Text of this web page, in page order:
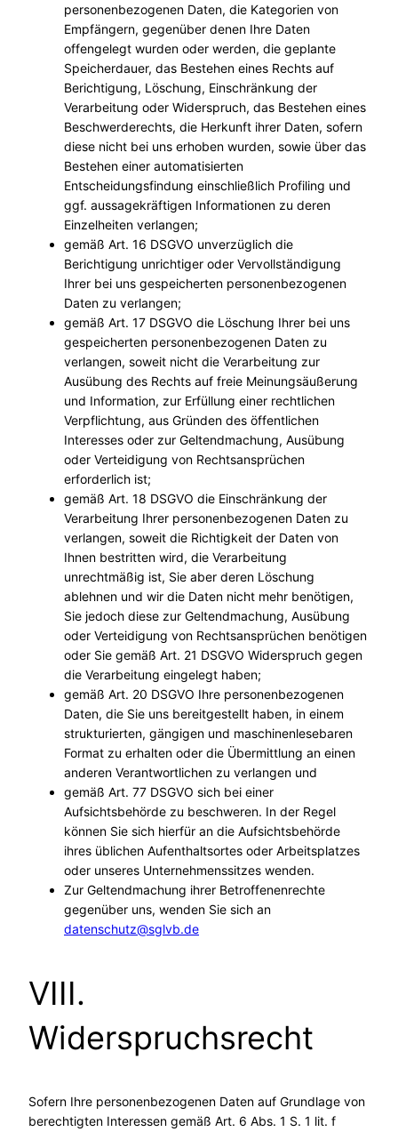
personenbezogenen Daten, die Kategorien von
Empfängern, gegenüber denen Ihre Daten
offengelegt wurden oder werden, die geplante
Speicherdauer, das Bestehen eines Rechts auf
Berichtigung, Löschung, Einschränkung der
Verarbeitung oder Widerspruch, das Bestehen eines
Beschwerderechts, die Herkunft ihrer Daten, sofern
diese nicht bei uns erhoben wurden, sowie über das
Bestehen einer automatisierten
Entscheidungsfindung einschließlich Profiling und
ggf. aussagekräftigen Informationen zu deren
Einzelheiten verlangen;
gemäß Art. 16 DSGVO unverzüglich die
Berichtigung unrichtiger oder Vervollständigung
Ihrer bei uns gespeicherten personenbezogenen
Daten zu verlangen;
gemäß Art. 17 DSGVO die Löschung Ihrer bei uns
gespeicherten personenbezogenen Daten zu
verlangen, soweit nicht die Verarbeitung zur
Ausübung des Rechts auf freie Meinungsäußerung
und Information, zur Erfüllung einer rechtlichen
Verpflichtung, aus Gründen des öffentlichen
Interesses oder zur Geltendmachung, Ausübung
oder Verteidigung von Rechtsansprüchen
erforderlich ist;
gemäß Art. 18 DSGVO die Einschränkung der
Verarbeitung Ihrer personenbezogenen Daten zu
verlangen, soweit die Richtigkeit der Daten von
Ihnen bestritten wird, die Verarbeitung
unrechtmäßig ist, Sie aber deren Löschung
ablehnen und wir die Daten nicht mehr benötigen,
Sie jedoch diese zur Geltendmachung, Ausübung
oder Verteidigung von Rechtsansprüchen benötigen
oder Sie gemäß Art. 21 DSGVO Widerspruch gegen
die Verarbeitung eingelegt haben;
gemäß Art. 20 DSGVO Ihre personenbezogenen
Daten, die Sie uns bereitgestellt haben, in einem
strukturierten, gängigen und maschinenlesebaren
Format zu erhalten oder die Übermittlung an einen
anderen Verantwortlichen zu verlangen und
gemäß Art. 77 DSGVO sich bei einer
Aufsichtsbehörde zu beschweren. In der Regel
können Sie sich hierfür an die Aufsichtsbehörde
ihres üblichen Aufenthaltsortes oder Arbeitsplatzes
oder unseres Unternehmenssitzes wenden.
Zur Geltendmachung ihrer Betroffenenrechte
gegenüber uns, wenden Sie sich an
datenschutz@sglvb.de
VIII.
Widerspruchsrecht
Sofern Ihre personenbezogenen Daten auf Grundlage von
berechtigten Interessen gemäß Art. 6 Abs. 1 S. 1 lit. f